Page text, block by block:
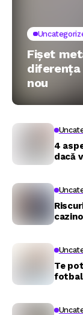
Fișet
diferența
nou
4
dacă
Te
fotbal